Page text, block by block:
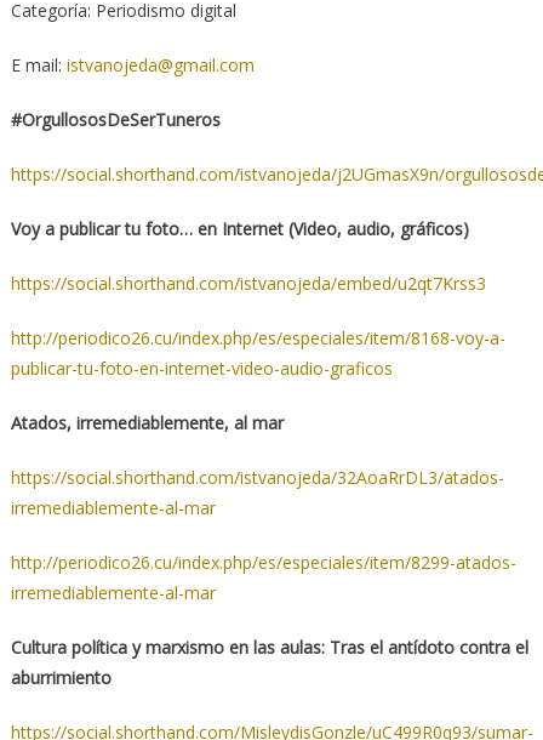
Categoría: Periodismo digital
E mail: istvanojeda@gmail.com
#OrgullososDeSerTuneros
https://social.shorthand.com/istvanojeda/j2UGmasX9n/
Voy a publicar tu foto… en Internet (Video, audio, gráficos)
https://social.shorthand.com/istvanojeda/embed/u2qt7Krss3
http://periodico26.cu/index.php/es/especiales/item/8168-voy-a-
publicar-tu-foto-en-internet-video-audio-graficos
Atados, irremediablemente, al mar
https://social.shorthand.com/istvanojeda/32AoaRrDL3/atados-
irremediablemente-al-mar
http://periodico26.cu/index.php/es/especiales/item/8299-atados-
irremediablemente-al-mar
Cultura política y marxismo en las aulas: Tras el antídoto contra el
aburrimiento
https://social.shorthand.com/MisleydisGonzle/uC499R0q93/sumar-